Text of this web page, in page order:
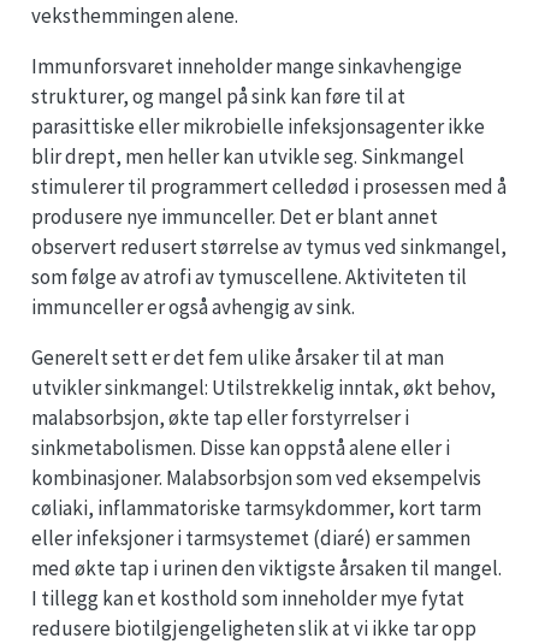
veksthemmingen alene.
Immunforsvaret inneholder mange sinkavhengige
strukturer, og mangel på sink kan føre til at
parasittiske eller mikrobielle infeksjonsagenter ikke
blir drept, men heller kan utvikle seg. Sinkmangel
stimulerer til programmert celledød i prosessen med å
produsere nye immunceller. Det er blant annet
observert redusert størrelse av tymus ved sinkmangel,
som følge av atrofi av tymuscellene. Aktiviteten til
immunceller er også avhengig av sink.
Generelt sett er det fem ulike årsaker til at man
utvikler sinkmangel: Utilstrekkelig inntak, økt behov,
malabsorbsjon, økte tap eller forstyrrelser i
sinkmetabolismen. Disse kan oppstå alene eller i
kombinasjoner. Malabsorbsjon som ved eksempelvis
cøliaki, inflammatoriske tarmsykdommer, kort tarm
eller infeksjoner i tarmsystemet (diaré) er sammen
med økte tap i urinen den viktigste årsaken til mangel.
I tillegg kan et kosthold som inneholder mye fytat
redusere biotilgjengeligheten slik at vi ikke tar opp